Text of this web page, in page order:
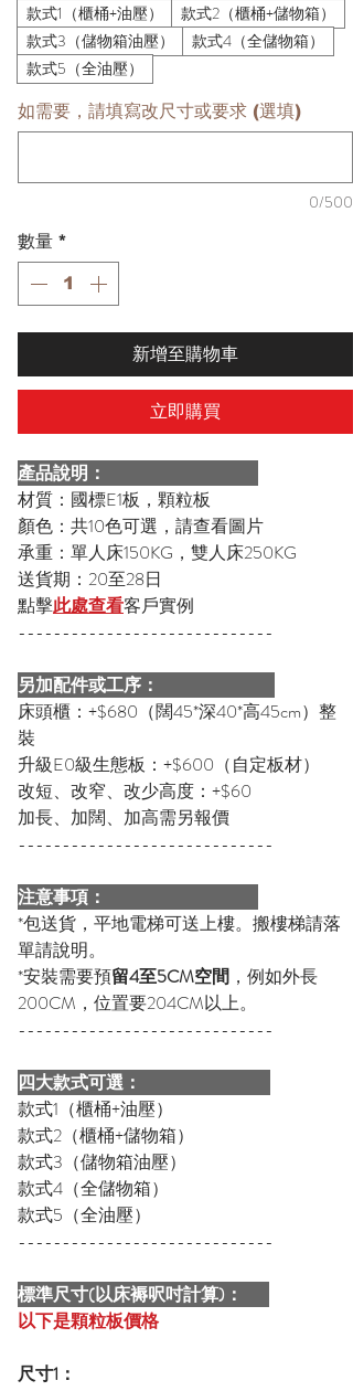
款式1（櫃桶+油壓）
款式2（櫃桶+儲物箱）
款式3（儲物箱油壓）
款式4（全儲物箱）
款式5（全油壓）
如需要，請填寫改尺寸或要求 (選填)
0/500
數量 *
新增至購物車
立即購買
產品說明：
材質：國標E1板，顆粒板
顏色：共10色可選，請查看圖片
承重：單人床150KG，雙人床250KG
送貨期：20至28日
點擊此處查看客戶實例
-----------------------------
另加配件或工序：
床頭櫃：+$680（闊45*深40*高45cm）整
裝
升級E0級生態板：+$600（自定板材）
改短、改窄、改少高度：+$60
加長、加闊、加高需另報價
-----------------------------
注意事項：
*包送貨，平地電梯可送上樓。搬樓梯請落
單請說明。
*安裝需要預留4至5CM空間 ，例如外長
200CM，位置要204CM以上。
-----------------------------
四大款式可選：
款式1（櫃桶+油壓）
款式2（櫃桶+儲物箱）
款式3（儲物箱油壓）
款式4（全儲物箱）
款式5（全油壓）
-----------------------------
標準尺寸(以床褥呎吋計算)：
以下是顆粒板價格
尺寸1：